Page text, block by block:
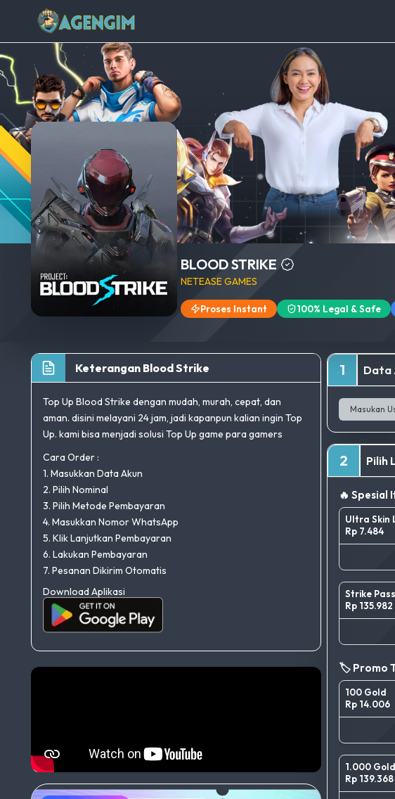
BLOOD STRIKE
NETEASE GAMES
Proses Instant 100% Legal & Safe
Keterangan Blood Strike
Top Up Blood Strike dengan mudah, murah, cepat, dan
aman. disini melayani 24 jam, jadi kapanpun kalian ingin Top
Up. kami bisa menjadi solusi Top Up game para gamers
Cara Order :
1. Masukkan Data Akun
2. Pilih Nominal
3. Pilih Metode Pembayaran
4. Masukkan Nomor WhatsApp
5. Klik Lanjutkan Pembayaran
6. Lakukan Pembayaran
7. Pesanan Dikirim Otomatis
Download Aplikasi
1 Data
2 Pilih
🔥 Spesial
Ultra Skin
Rp 7.484
Strike
Rp 135.982
🏷️ Promo
100 Gold
Rp 14.006
1.000 Gold
Rp 139.368